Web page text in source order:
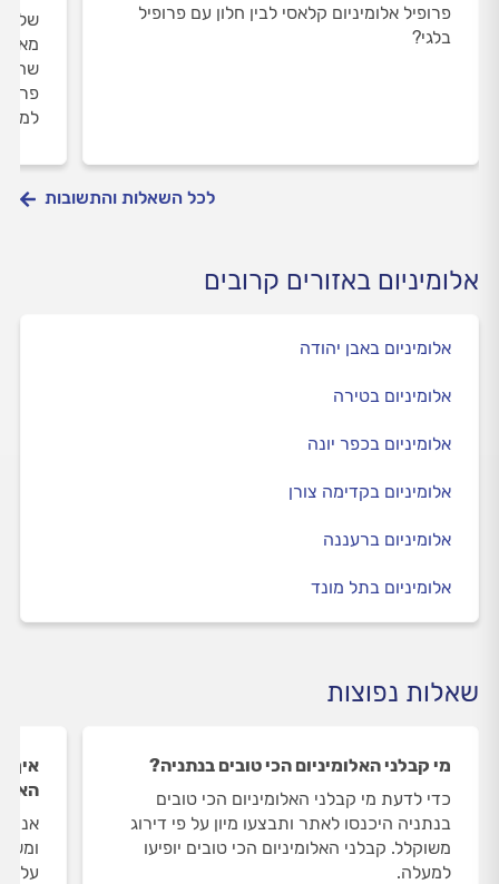
פרופיל אלומיניום קלאסי לבין חלון עם פרופיל
בלגי?
לכל השאלות והתשובות
אלומיניום באזורים קרובים
אלומיניום באבן יהודה
אלומיניום בטירה
אלומיניום בכפר יונה
אלומיניום בקדימה צורן
אלומיניום ברעננה
אלומיניום בתל מונד
שאלות נפוצות
מי קבלני האלומיניום הכי טובים בנתניה?
כדי לדעת מי קבלני האלומיניום הכי טובים
בנתניה היכנסו לאתר ותבצעו מיון על פי דירוג
משוקלל. קבלני האלומיניום הכי טובים יופיעו
למעלה.
איך
על